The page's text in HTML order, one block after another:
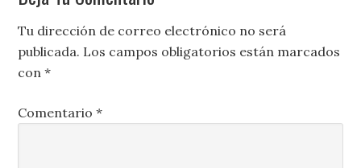
Tu dirección de correo electrónico no será
publicada. Los campos obligatorios están marcados
con*
Comentario*